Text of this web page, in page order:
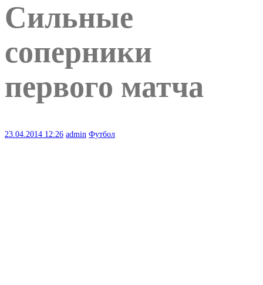
Сильные
соперники
первого матча
23.04.2014 12:26 admin Футбол